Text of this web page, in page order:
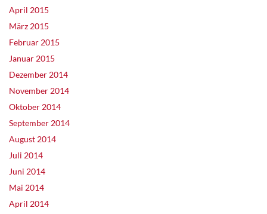
April 2015
März 2015
Februar 2015
Januar 2015
Dezember 2014
November 2014
Oktober 2014
September 2014
August 2014
Juli 2014
Juni 2014
Mai 2014
April 2014